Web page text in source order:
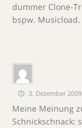
dummer Clone-
bspw. Musicload.
3. Dezember
Meine Meinung
Schnickschnack: